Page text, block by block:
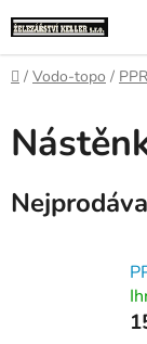
na
obsah
Domů
/ Vodo-topo / PPR